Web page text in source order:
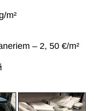
m²
– 2, 50 €/m²